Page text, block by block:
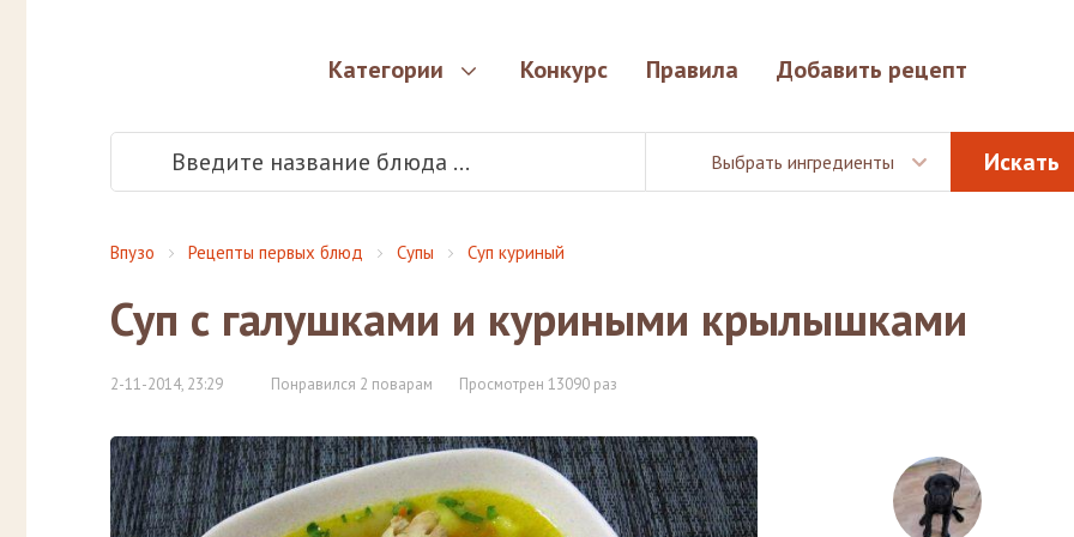
Категории Конкурс Правила Добавить рецепт
Выбрать ингредиенты
Впузо Рецепты первых блюд Супы Суп куриный
Суп с галушками и куриными крылышками
2-11-2014, 23:29 Понравился 2 поварам Просмотрен 13090 раз